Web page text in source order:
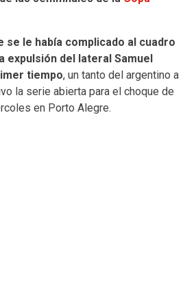
se le había complicado al cuadro
expulsión del lateral Samuel
tiempo, un tanto del argentino a
la serie abierta para el choque de
en Porto Alegre.